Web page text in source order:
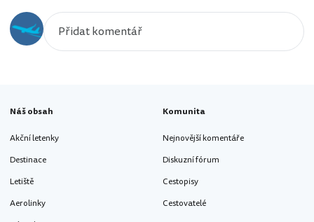
Náš obsah
Akční letenky
Destinace
Letiště
Aerolinky
Komunita
Nejnovější komentáře
Diskuzní fórum
Cestopisy
Cestovatelé